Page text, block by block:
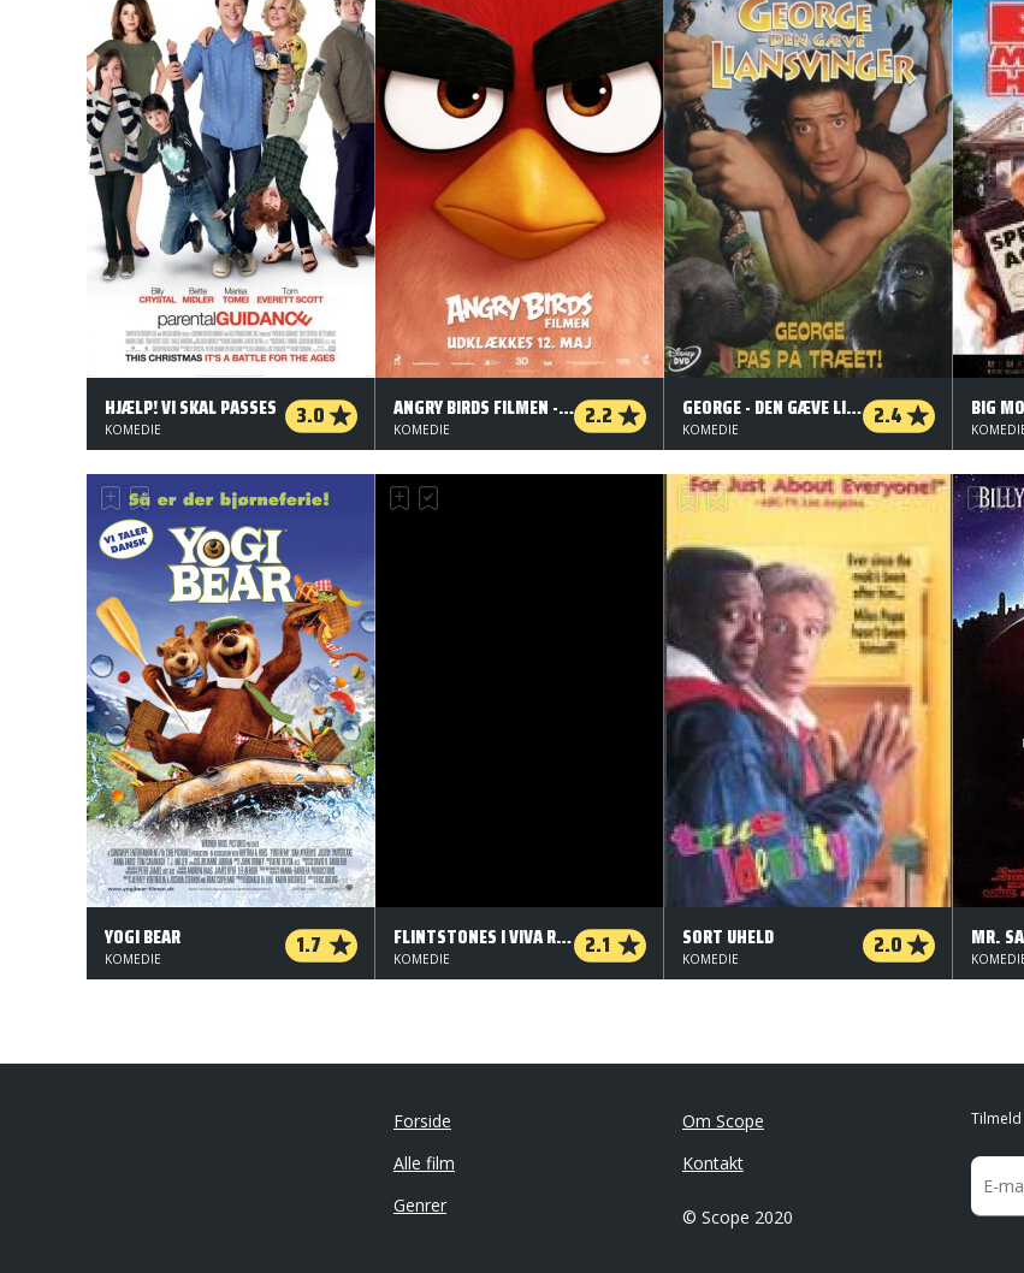
HJÆLP! VI SKAL PASSES 3.0
KOMEDIE
ANGRY BIRDS FILMEN - 2 D 2.2
KOMEDIE
GEORGE - DEN GÆVE LIANSVINGER 2.4
KOMEDIE
BIG
YOGI BEAR 1.7
KOMEDIE
FLINTSTONES I VIVA ROCK VEGAS 2.1
KOMEDIE
SORT UHELD 2.0
KOMEDIE
MR.
Forside
Alle film
Genrer
Om Scope
Kontakt
© Scope 2020